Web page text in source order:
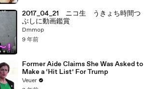
2017_04_21 ニコ生 うきょち時間つ
ぶしに動画鑑賞
Dmmop
9 年前
Former Aide Claims She Was Asked to
Make a ‘Hit List’ For Trump
Veuer